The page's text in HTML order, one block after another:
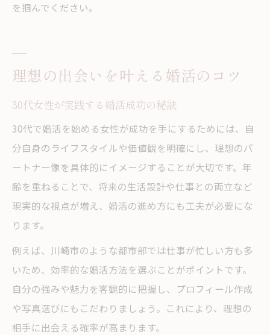
を掴んでください。
理想の出会いを叶える婚活のコツ
30代女性が実践する婚活成功の秘訣
30代で婚活を始める女性が成功を手にするためには、自
分自身のライフスタイルや価値観を明確にし、理想のパ
ートナー像を具体的にイメージすることが大切です。年
齢を重ねることで、将来の生活設計や仕事との両立など
現実的な視点が増え、婚活の進め方にも工夫が必要にな
ります。
例えば、川崎市のような都市部では仕事が忙しい方も多
いため、効率的な婚活方法を選ぶことがポイントです。
自分の強みや魅力を客観的に把握し、プロフィール作成
や写真選びにもこだわりましょう。これにより、理想の
相手に出会える確率が高まります。